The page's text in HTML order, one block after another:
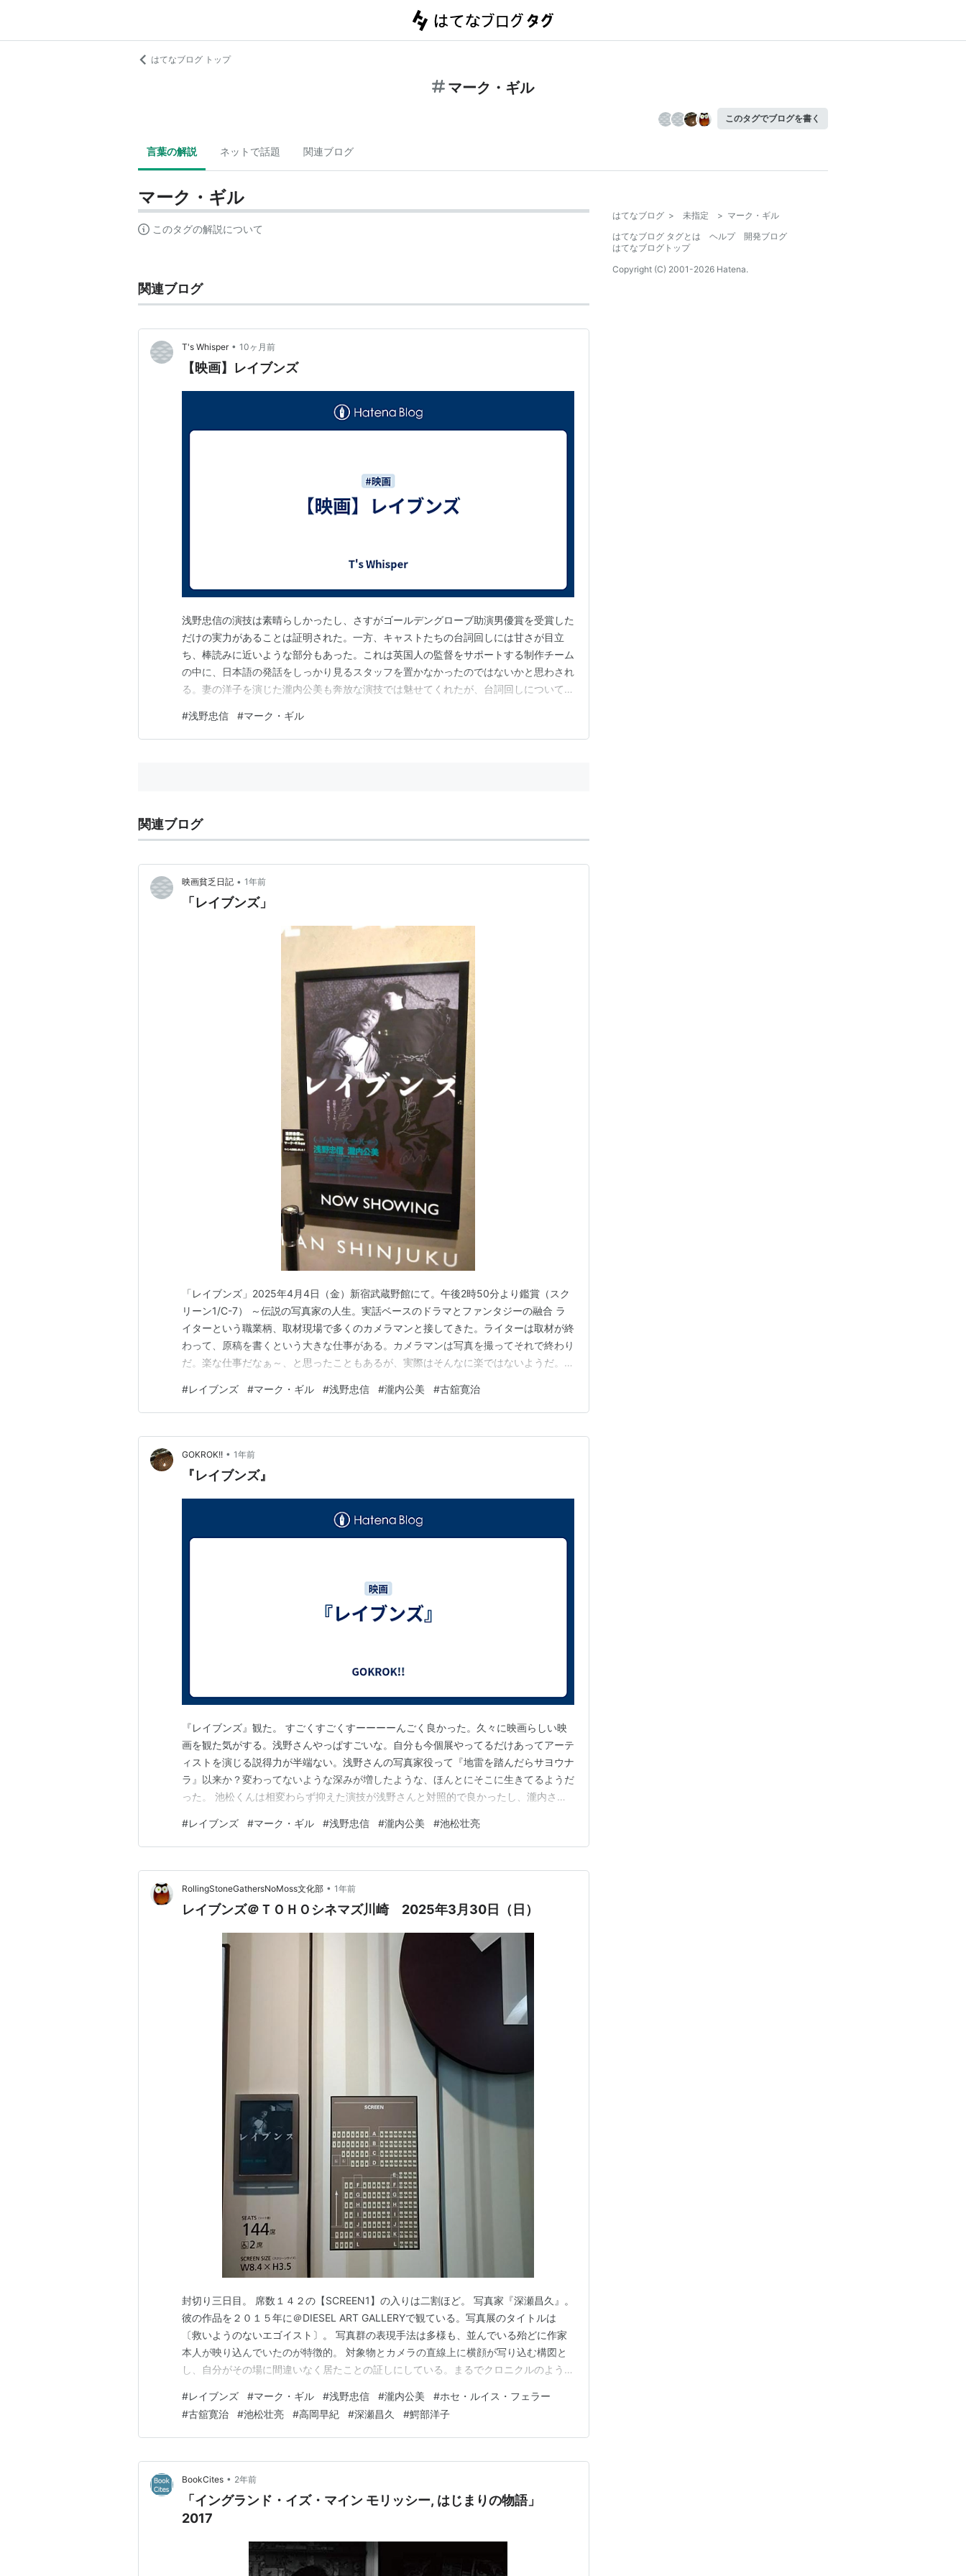
はてなブログ トップ
マーク・ギル
このタグでブログを書く
言葉の解説 ネットで話題 関連ブログ
マーク・ギル
このタグの解説について
関連ブログ
T's Whisper • 10ヶ月前
【映画】レイブンズ
浅野忠信の演技は素晴らしかったし、さすがゴールデングローブ助演男優賞を受賞した
だけの実力があることは証明された。一方、キャストたちの台詞回しには甘さが目立
ち、棒読みに近いような部分もあった。これは英国人の監督をサポートする制作チーム
の中に、日本語の発話をしっかり見るスタッフを置かなかったのではないかと思わされ
る。妻の洋子を演じた瀧内公美も奔放な演技では魅せてくれたが、台詞回しについては
か。「外国人が撮った日本にはしない」という記事があったが、この作品は「日本映画
を崇拝する外国人が、日本映画らしい要素をまとめたところに新…
#浅野忠信 #マーク・ギル
関連ブログ
映画貧乏日記 • 1年前
「レイブンズ」
「レイブンズ」2025年4月4日（金）新宿武蔵野館にて。午後2時50分より鑑賞（スク
リーン1/C-7） ～伝説の写真家の人生。実話ベースのドラマとファンタジーの融合 ラ
イターという職業柄、取材現場で多くのカメラマンと接してきた。ライターは取材が終
わって、原稿を書くという大きな仕事がある。カメラマンは写真を撮ってそれで終わり
だ。楽な仕事だなぁ～、と思ったこともあるが、実際はそんなに楽ではないようだ。特
は、仕事が激減したと聞く。 「レイブンズ」は、1970年代を中心に活躍した伝説の写
真家・深瀬昌久の伝記映画である。日本や…
#レイブンズ #マーク・ギル #浅野忠信 #瀧内公美 #古舘寛治
GOKROK!! • 1年前
『レイブンズ』
『レイブンズ』観た。 すごくすごくすーーーーんごく良かった。久々に映画らしい映
画を観た気がする。浅野さんやっぱすごいな。自分も今個展やってるだけあってアーテ
ィストを演じる説得力が半端ない。浅野さんの写真家役って『地雷を踏んだらサヨウナ
ラ』以来か？変わってないような深みが増したような、ほんとにそこに生きてるようだ
った。 池松くんは相変わらず抑えた演技が浅野さんと対照的で良かったし、瀧内さん
て、その他の役者さんも全員が素晴らしかった。とはいえ浅野さんと古舘さんはどうし
ても『淵に立つ』を思い出してしまう…。 後とにかく時代…
#レイブンズ #マーク・ギル #浅野忠信 #瀧内公美 #池松壮亮
RollingStoneGathersNoMoss文化部 • 1年前
レイブンズ＠ＴＯＨＯシネマズ川崎 2025年3月30日（日）
封切り三日目。 席数１４２の【SCREEN1】の入りは二割ほど。 写真家『深瀬昌久』。
彼の作品を２０１５年に＠DIESEL ART GALLERYで観ている。写真展のタイトルは
〔救いようのないエゴイスト〕。 写真群の表現手法は多様も、並んでいる殆どに作家
本人が映り込んでいたのが特徴的。 対象物とカメラの直線上に横顔が写り込む構図と
し、自分がその場に間違いなく居たことの証しにしている。まるでクロニクルのよう
うに形作られ、どのように生きたのかを本作では詳らかにする。 もっとも彼は、（映
画でも描かれた事情により）死の二十年…
#レイブンズ #マーク・ギル #浅野忠信 #瀧内公美 #ホセ・ルイス・フェラー
#古舘寛治 #池松壮亮 #高岡早紀 #深瀬昌久 #鰐部洋子
BookCites • 2年前
「イングランド・イズ・マイン モリッシー, はじまりの物語」
2017
はてなブログ > 未指定 > マーク・ギル
はてなブログ タグとは
ヘルプ
開発ブログ
はてなブログトップ
Copyright (C) 2001-2026 Hatena.